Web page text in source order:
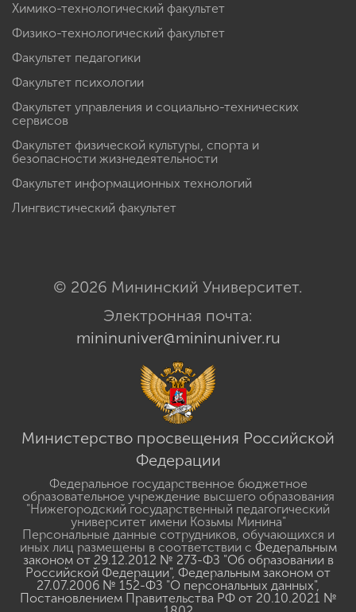
Химико-технологический факультет
Физико-технологический факультет
Факультет педагогики
Факультет психологии
Факультет управления и социально-технических
сервисов
Факультет физической культуры, спорта и
безопасности жизнедеятельности
Факультет информационных технологий
Лингвистический факультет
© 2026 Мининский Университет.
Электронная почта:
mininuniver@mininuniver.ru
Министерство просвещения Российской
Федерации
Федеральное государственное бюджетное
образовательное учреждение высшего образования
"Нижегородский государственный педагогический
университет имени Козьмы Минина"
Персональные данные сотрудников, обучающихся и
иных лиц размещены в соответствии с Федеральным
законом от 29.12.2012 № 273-ФЗ "Об образовании в
Российской Федерации", Федеральным законом от
27.07.2006 № 152-ФЗ "О персональных данных",
Постановлением Правительства РФ от 20.10.2021 №